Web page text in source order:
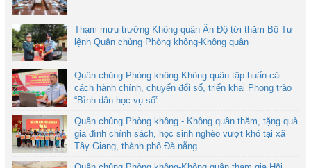
Tham mưu trưởng Không quân Ấn Độ tới thăm Bộ Tư
lệnh Quân chủng Phòng không-Không quân
Quân chủng Phòng không-Không quân tập huấn cải
cách hành chính, chuyển đổi số, triển khai Phong trào
“Bình dân học vụ số”
Quân chủng Phòng không - Không quân thăm, tặng quà
gia đình chính sách, học sinh nghèo vượt khó tại xã
Tây Giang, thành phố Đà nẵng